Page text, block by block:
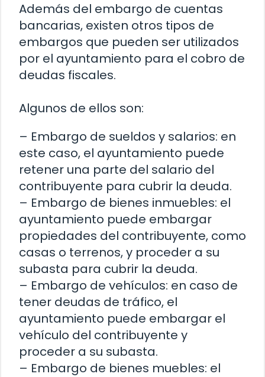
Además del embargo de cuentas
bancarias, existen otros tipos de
embargos que pueden ser utilizados
por el ayuntamiento para el cobro de
deudas fiscales.
Algunos de ellos son:
– Embargo de sueldos y salarios: en
este caso, el ayuntamiento puede
retener una parte del salario del
contribuyente para cubrir la deuda.
– Embargo de bienes inmuebles: el
ayuntamiento puede embargar
propiedades del contribuyente, como
casas o terrenos, y proceder a su
subasta para cubrir la deuda.
– Embargo de vehículos: en caso de
tener deudas de tráfico, el
ayuntamiento puede embargar el
vehículo del contribuyente y
proceder a su subasta.
– Embargo de bienes muebles: el